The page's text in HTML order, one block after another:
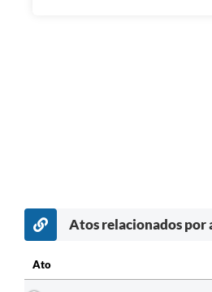
Atos relacionados por
Ato